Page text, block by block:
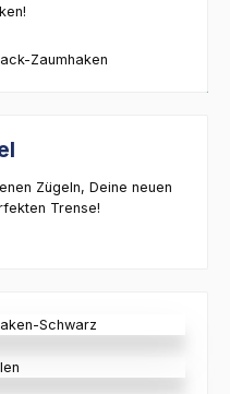
Zügeln, Deine neuen
Trense!